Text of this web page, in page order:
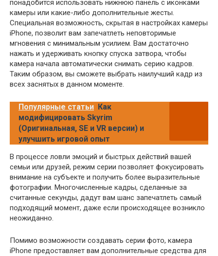
понадобится использовать нижнюю панель с иконками
камеры или какие-либо дополнительные жесты.
Специальная возможность, скрытая в настройках камеры
iPhone, позволит вам запечатлеть неповторимые
мгновения с минимальным усилием. Вам достаточно
нажать и удерживать кнопку спуска затвора, чтобы
камера начала автоматически снимать серию кадров.
Таким образом, вы сможете выбрать наилучший кадр из
всех заснятых в данном моменте.
Популярные статьи Как
модифицировать Skyrim
(Оригинальная, SE и VR версии) и
улучшить игровой опыт
В процессе ловли эмоций и быстрых действий вашей
семьи или друзей, режим серии позволяет фокусировать
внимание на субъекте и получить более выразительные
фотографии. Многочисленные кадры, сделанные за
считанные секунды, дадут вам шанс запечатлеть самый
подходящий момент, даже если происходящее возникло
неожиданно.
Помимо возможности создавать серии фото, камера
iPhone предоставляет вам дополнительные средства для